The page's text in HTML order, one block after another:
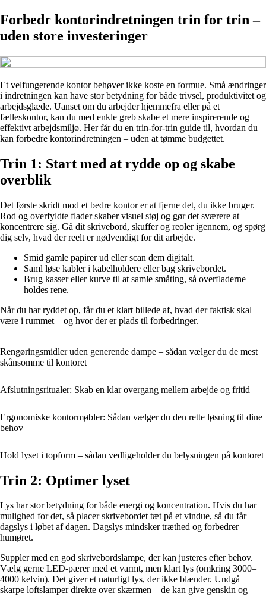
Forbedr kontorindretningen trin for trin –
uden store investeringer
Et velfungerende kontor behøver ikke koste en formue. Små ændringer
i indretningen kan have stor betydning for både trivsel, produktivitet og
arbejdsglæde. Uanset om du arbejder hjemmefra eller på et
fælleskontor, kan du med enkle greb skabe et mere inspirerende og
effektivt arbejdsmiljø. Her får du en trin-for-trin guide til, hvordan du
kan forbedre kontorindretningen – uden at tømme budgettet.
Trin 1: Start med at rydde op og skabe
overblik
Det første skridt mod et bedre kontor er at fjerne det, du ikke bruger.
Rod og overfyldte flader skaber visuel støj og gør det sværere at
koncentrere sig. Gå dit skrivebord, skuffer og reoler igennem, og spørg
dig selv, hvad der reelt er nødvendigt for dit arbejde.
Smid gamle papirer ud eller scan dem digitalt.
Saml løse kabler i kabelholdere eller bag skrivebordet.
Brug kasser eller kurve til at samle småting, så overfladerne
holdes rene.
Når du har ryddet op, får du et klart billede af, hvad der faktisk skal
være i rummet – og hvor der er plads til forbedringer.
Rengøringsmidler uden generende dampe – sådan vælger du de mest
skånsomme til kontoret
Afslutningsritualer: Skab en klar overgang mellem arbejde og fritid
Ergonomiske kontormøbler: Sådan vælger du den rette løsning til dine
behov
Hold lyset i topform – sådan vedligeholder du belysningen på kontoret
Trin 2: Optimer lyset
Lys har stor betydning for både energi og koncentration. Hvis du har
mulighed for det, så placer skrivebordet tæt på et vindue, så du får
dagslys i løbet af dagen. Dagslys mindsker træthed og forbedrer
humøret.
Suppler med en god skrivebordslampe, der kan justeres efter behov.
Vælg gerne LED-pærer med et varmt, men klart lys (omkring 3000–
4000 kelvin). Det giver et naturligt lys, der ikke blænder. Undgå
skarpe loftslamper direkte over skærmen – de kan give genskin og